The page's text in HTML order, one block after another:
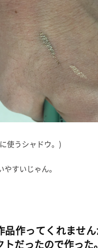
使うシャドウ。)
やすいじゃん。
品作ってくれませ
トだったので作った。